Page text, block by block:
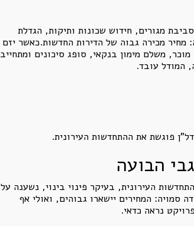
מגורים, חידוש שכונות ותיקות, הגדלת
מחיר מכירה גבוה של הדירות החדשות.כאשר יזם
משלם מימון בנקאי, סופג סיכונים ומתחייב
המודל עובד.
פוגשת את ההתחדשות העירונית.
הבועה
העירונית, בעיקר פינוי בינוי, נשענה על
סמויה: המחירים יישארו גבוהים, ואולי אף
נראה כדאי.